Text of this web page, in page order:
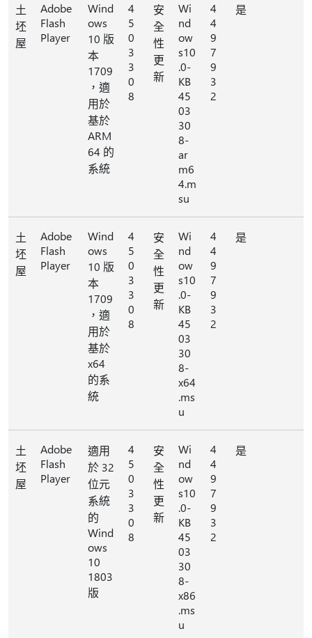
土
坯
屋
Adobe
Flash
Player
Wind
ows
10 版
本
1709
，適
用於
基於
ARM
64 的
系統
4
5
0
3
3
0
8
安
全
性
更
新
Wi
nd
ow
s10
.0-
KB
45
03
30
8-
ar
m6
4.m
su
4
4
9
7
9
3
2
是
土
坯
屋
Adobe
Flash
Player
Wind
ows
10 版
本
1709
，適
用於
基於
x64
的系
統
4
5
0
3
3
0
8
安
全
性
更
新
Wi
nd
ow
s10
.0-
KB
45
03
30
8-
x64
.ms
u
4
4
9
7
9
3
2
是
土
坯
屋
Adobe
Flash
Player
適用
於 32
位元
系統
的
Wind
ows
10
1803
版
4
5
0
3
3
0
8
安
全
性
更
新
Wi
nd
ow
s10
.0-
KB
45
03
30
8-
x86
.ms
u
4
4
9
7
9
3
2
是